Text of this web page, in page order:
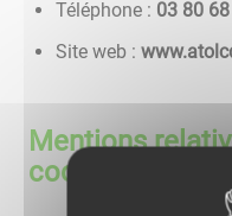
Téléphone : 86 18
Site web :
Mentions
cookies